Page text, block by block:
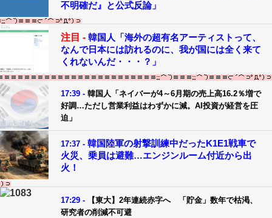
不明確だ』と公式反論」
注目 - 韓国人「海外の超有名アーティストって、
なんで日本には訪れるのに、我が国には全く来て
くれないんだ・・・？」
17:39 - 韓国人「ネイバーが4～6月期の売上高16.2％増で
好調…ただし営業利益はわずかに減。AI投資が経営を圧
迫」
17:37 - 韓国陸軍の射撃訓練中だったK1E1戦車で
火災、乗員は避難…エンジンルーム付近から出
火！
17:29 -
【東大】2年連続赤字へ 「貯金」数年で枯渇、
研究者の削減不可避